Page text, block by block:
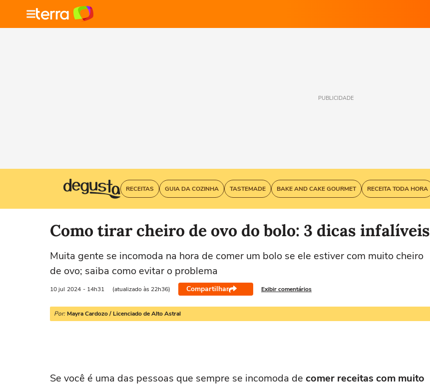
PUBLICIDADE
RECEITAS GUIA DA COZINHA TASTEMADE BAKE AND CAKE GOURMET RECEITA TODA HORA
Como tirar cheiro de ovo do bolo: 3 dicas infalíveis
Muita gente se incomoda na hora de comer um bolo se ele estiver com muito cheiro
de ovo; saiba como evitar o problema
10 jul 2024 - 14h31 (atualizado às 22h36) Compartilhar Exibir comentários
Por: Mayra Cardozo / Licenciado de Alto Astral
Se você é uma das pessoas que sempre se incomoda de comer receitas com muito